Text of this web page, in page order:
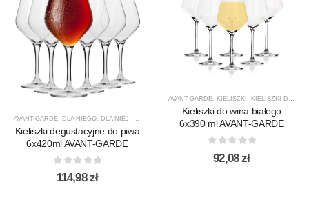
AVANT-GARDE, DLA NIEGO, DLA NIEJ , KIELISZKI KIELISZKI DO PIWA , KROSNO GLASS,
Kieliszki degustacyjne do piwa
6x420ml AVANT-GARDE
0out of 5
114,98zł
AVANT-GARDE, KIELISZKI , KIELISZKI DO WINA BIAŁEGO
Kieliszki do wina białego
6x390 ml AVANT-GARDE
out of 5
92,08zł